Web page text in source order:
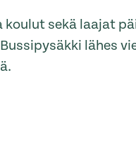
koulut sekä laajat
lähes